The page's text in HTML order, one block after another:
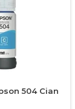
504 Cian